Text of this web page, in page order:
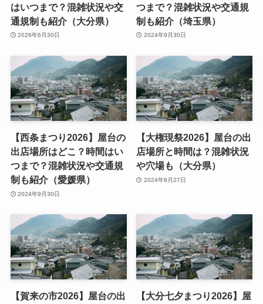
はいつまで？混雑状況や交
通規制も紹介（大分県）
2026年6月30日
つまで？混雑状況や交通規
制も紹介（埼玉県）
2024年9月30日
【西条まつり2026】屋台の
出店場所はどこ？時間はい
つまで？混雑状況や交通規
制も紹介（愛媛県）
2024年9月30日
【大権現祭2026】屋台の出
店場所と時間は？混雑状況
や穴場も（大分県）
2024年8月27日
【賀来の市2026】屋台の出
【大分七夕まつり2026】屋